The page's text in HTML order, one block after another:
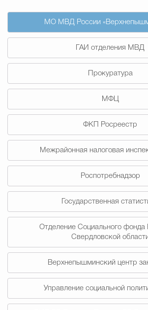
Городская
Экономика
Счётная
МО МВД России
ГАИ отделения МВД
Прокуратура
МФЦ
ФКП Росреестр
Межрайонная налоговая
Роспотребнадзор
Государственная
Отделение Социального фонда
Свердловской
Верхнепышминский центр
Управление социальной